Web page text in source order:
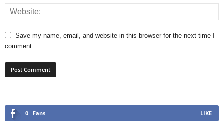
Save my name, email, and website in this browser for the next time I
comment.
0 Fans LIKE